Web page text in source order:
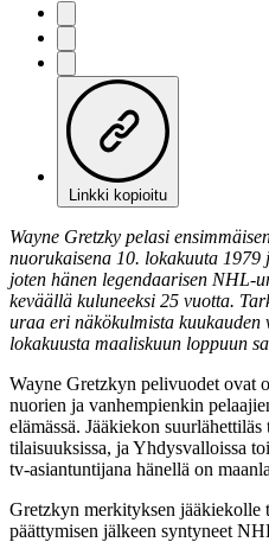
Linkki kopioitu
Wayne Gretzky pelasi
nuorukaisena 10. lokakuuta 1979
joten hänen legendaarisen NHL-
keväällä kuluneeksi 25 vuotta.
uraa eri näkökulmista kuukauden
lokakuusta maaliskuun loppuun
Wayne Gretzkyn pelivuodet ovat
nuorien ja vanhempienkin
elämässä. Jääkiekon
tilaisuuksissa, ja Yhdysvalloissa
tv-asiantuntijana hänellä on
Gretzkyn merkityksen jääkiekolle
päättymisen jälkeen syntyneet